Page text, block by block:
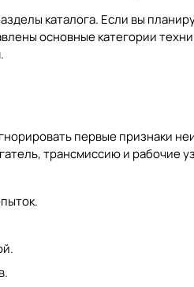
каталога. Если вы
основные категории
первые
трансмиссию и рабочие